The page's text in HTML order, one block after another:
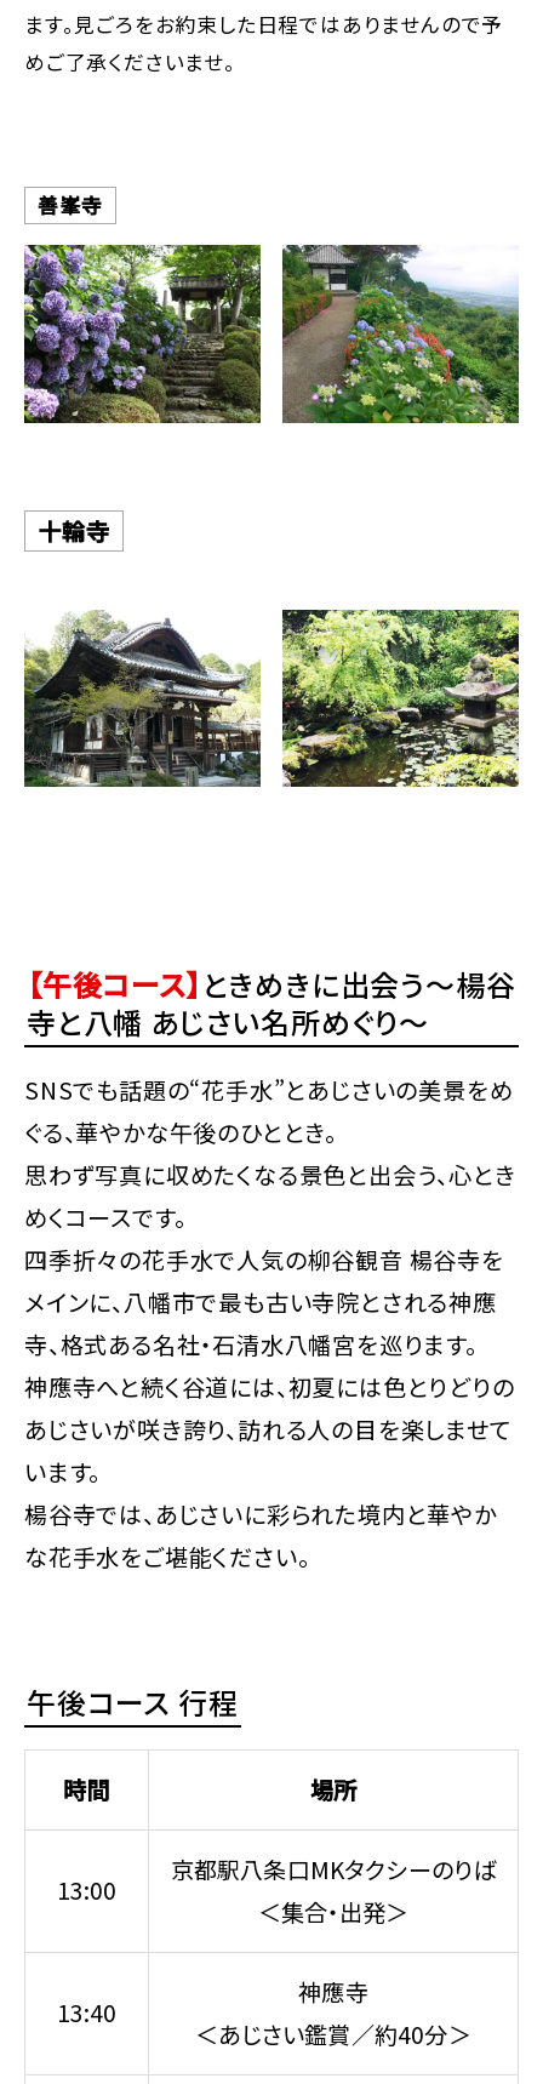
ます。見ごろをお約束した日程ではありませんので予
めご了承くださいませ。
善峯寺
十輪寺
【午後コース】 ときめきに出会う～楊谷
寺と八幡 あじさい名所めぐり～
SNSでも話題の“花手水”とあじさいの美景をめ
ぐる、華やかな午後のひととき。
思わず写真に収めたくなる景色と出会う、心とき
めくコースです。
四季折々の花手水で人気の柳谷観音 楊谷寺を
メインに、八幡市で最も古い寺院とされる神應
寺、格式ある名社・石清水八幡宮を巡ります。
神應寺へと続く谷道には、初夏には色とりどりの
あじさいが咲き誇り、訪れる人の目を楽しませて
います。
楊谷寺では、あじさいに彩られた境内と華やか
な花手水をご堪能ください。
午後コース 行程
時間 場所
13:00
京都駅八条口MKタクシーのりば
＜集合・出発＞
13:40
神應寺
＜あじさい鑑賞／約40分＞